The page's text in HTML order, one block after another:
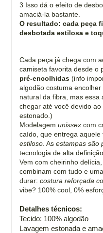
3 Isso dá o efeito de
amaciá-la bastante.
O resultado: cada peça
desbotada estilosa e
Cada peça já chega com
camiseta favorita desde o
pré-encolhidas (info
algodão costuma
natural da fibra, mas essa
chegar até você devido
estonado.)
Modelagem unissex com
caído, que entrega aquele
estiloso . As estampas são
tecnologia de alta
Vem com cheirinho
combinam com tudo e
durar: costura reforçada
vibe? 100% cool, 0%
Detalhes técnicos:
Tecido: 100% algodão
Lavagem estonada e